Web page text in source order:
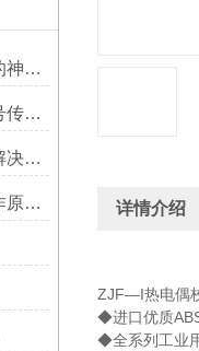
信号隔离器厂家：隔离信号的神奇之选
信号隔离器：保护设备和信号传输的关键工具
信号隔离器的作用和原理：解决信号干扰问题的有效手段
信号隔离器厂家：了解其工作原理，挑选适合的型号 详情介绍
ZJF—I热电偶
◆进口优质
◆全系列工业